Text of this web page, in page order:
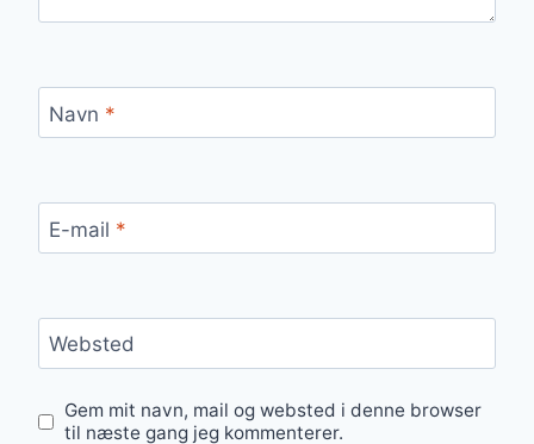
Navn *
E-mail *
Websted
Gem mit navn, mail og websted i denne browser
til næste gang jeg kommenterer.